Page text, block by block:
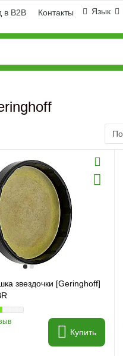
Язык
в B2B Контакты
звездочки [Geringhoff]
Купить